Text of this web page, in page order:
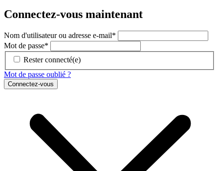
Connectez-vous maintenant
Nom d'utilisateur ou adresse e-mail*
Mot de passe*
Rester connecté(e)
Mot de passe oublié ?
Connectez-vous